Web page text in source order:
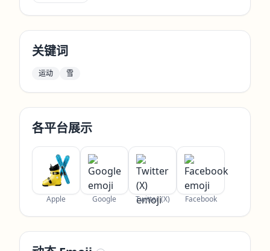
关键词
运动 雪
各平台展示
Apple Google Twitter (X) Facebook